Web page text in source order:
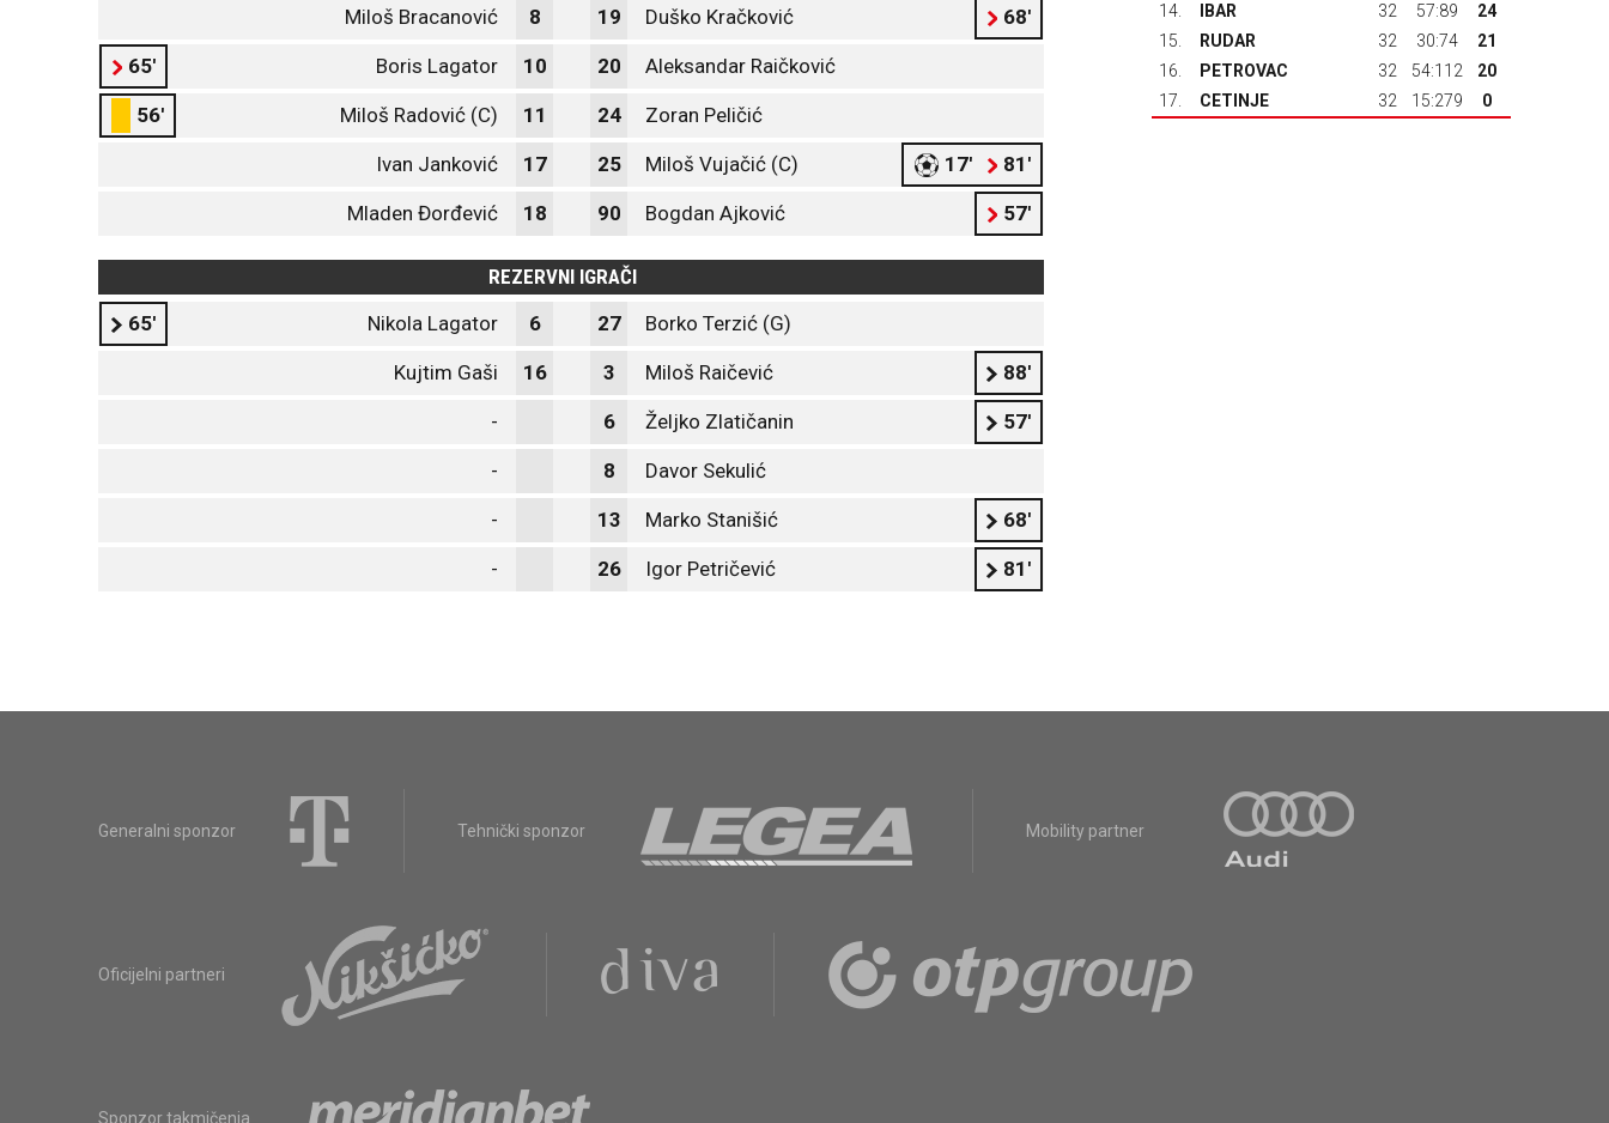
Miloš Bracanović 8 19 Duško Kračković 68'
65' Boris Lagator 10 20 Aleksandar Raičković
56' Miloš Radović (C) 11 24 Zoran Peličić
Ivan Janković 17 25 Miloš Vujačić (C) 17' 81'
Mladen Đorđević 18 90 Bogdan Ajković 57'
REZERVNI IGRAČI
65'
Nikola Lagator 6 27 Borko Terzić (G)
Kujtim Gaši 16 3 Miloš Raičević 88'
- 6 Željko Zlatičanin 57'
- 8 Davor Sekulić
- 13 Marko Stanišić 68'
- 26 Igor Petričević 81'
14.
IBAR 32 57:89
24
15.
RUDAR 32 30:74
21
16.
PETROVAC 32 54:112
20
17.
CETINJE 32 15:279 0
Generalni sponzor Tehnički sponzor Mobility partner
Oficijelni partneri
Sponzor takmičenja